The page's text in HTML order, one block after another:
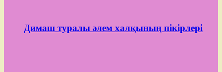
Димаш туралы әлем халқының пікірлері